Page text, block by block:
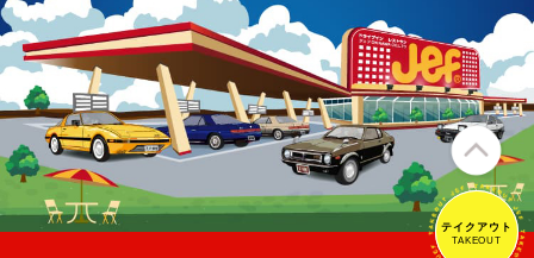
テイクアウト
TAKEOUT
テイクアウト
TAKEOUT